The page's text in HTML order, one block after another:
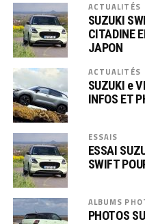
ACTUALITÉS
SUZUKI
CITADINE
JAPON
ACTUALITÉS
SUZUKI e
INFOS ET
ESSAIS
ESSAI
SWIFT
ALBUMS
PHOTOS